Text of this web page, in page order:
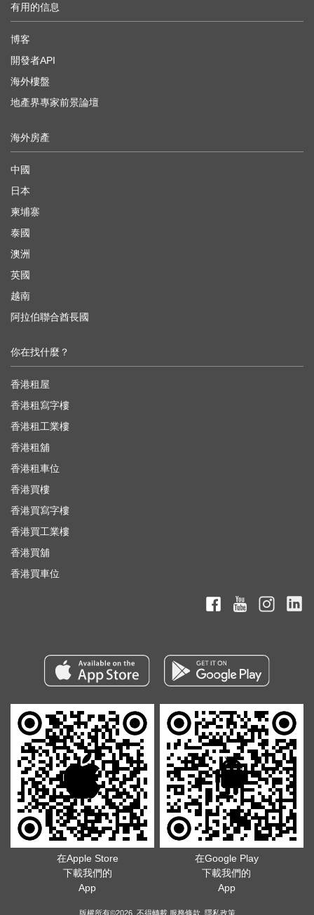
有用的信息
博客
開發者API
海外樓盤
地產界專家前景論壇
海外房產
中國
日本
柬埔寨
泰國
澳洲
英國
越南
阿拉伯聯合酋長國
你在找什麼？
香港租屋
香港租寫字樓
香港租工業樓
香港租舖
香港租車位
香港買樓
香港買寫字樓
香港買工業樓
香港買舖
香港買車位
在Apple Store
下載我們的
App
在Google Play
下載我們的
App
版權所有©2026. 不得轉載 服務條款 隱私政策